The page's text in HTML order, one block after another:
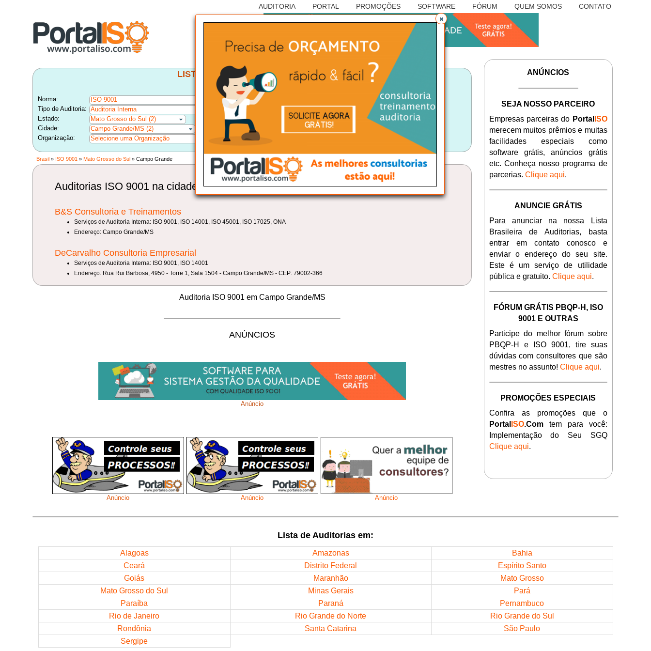
AUDITORIA PORTAL PROMOÇÕES SOFTWARE FÓRUM QUEM SOMOS CONTATO
Anúncio
LISTA BRASILEIRA DE AUDITORIAS
ISO 9001
Norma:
ISO 9001
Tipo de Auditoria:
Auditoria Interna
Estado:
Mato Grosso do Sul (2)
Cidade:
Campo Grande/MS (2)
Organização:
Selecione uma Organização
ANÚNCIOS
SEJA NOSSO PARCEIRO
Empresas parceiras do PortalISO
merecem muitos prêmios e muitas
facilidades especiais como
software grátis, anúncios grátis
etc. Conheça nosso programa de
parcerias. Clique aqui.
ANUNCIE GRÁTIS
Para anunciar na nossa Lista
Brasileira de Auditorias, basta
entrar em contato conosco e
enviar o endereço do seu site.
Este é um serviço de utilidade
pública e gratuito. Clique aqui.
FÓRUM GRÁTIS PBQP-H, ISO
9001 E OUTRAS
Participe do melhor fórum sobre
PBQP-H e ISO 9001, tire suas
dúvidas com consultores que são
mestres no assunto! Clique aqui.
PROMOÇÕES ESPECIAIS
Confira as promoções que o
PortalISO.Comtem para você:
Implementação do Seu SGQ
Clique aqui.
Brasil» ISO 9001 » Mato Grosso do Sul» Campo Grande
Auditorias ISO 9001 na cidade de Campo Grande/MS:
B&S Consultoria e Treinamentos
Serviços de Auditoria Interna: ISO 9001, ISO 14001, ISO 45001, ISO 17025, ONA
Endereço: Campo Grande/MS
DeCarvalho Consultoria Empresarial
Serviços de Auditoria Interna: ISO 9001, ISO 14001
Endereço: Rua Rui Barbosa, 4950 - Torre 1, Sala 1504 - Campo Grande/MS - CEP: 79002-366
Auditoria ISO 9001 em Campo Grande/MS
ANÚNCIOS
Anúncio
Anúncio Anúncio Anúncio
Lista de Auditorias em:
Alagoas Amazonas
Bahia
Ceará
Distrito Federal
Espírito Santo
Goiás
Maranhão
Mato Grosso
Mato Grosso do Sul
Minas Gerais
Pará
Paraíba
Paraná
Pernambuco
Rio de Janeiro
Rio Grande do Norte
Rio Grande do Sul
Rondônia
Santa Catarina
São Paulo
Sergipe